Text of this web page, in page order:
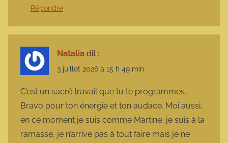
Répondre
Natalia dit :
3 juillet 2026 à 15 h 49 min
C’est un sacré travail que tu te programmes.
Bravo pour ton énergie et ton audace. Moi aussi,
en ce moment je suis comme Martine, je suis à la
ramasse, je n’arrive pas à tout faire mais je ne